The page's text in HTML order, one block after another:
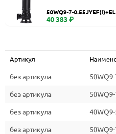
50WQ9-7-
WQ
40 383 ₽
Артикул
без артикула
без артикула
без артикула
без артикула